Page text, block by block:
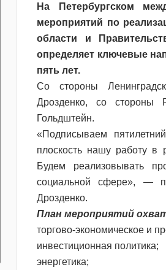
На Петербургском
мероприятий по
области и
определяет ключевые
пять лет.
Со стороны
Дрозденко, со стороны
Гольдштейн.
«Подписываем
плоскость нашу работу в
Будем реализовывать
социальной сфере», —
Дрозденко.
План мероприятий
торгово-экономическое и
инвестиционная политика;
энергетика;